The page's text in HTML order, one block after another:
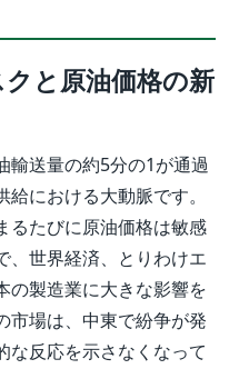
と原油価格の新
輸送量の約5分の1が通過
における大動脈です。
るたびに原油価格は敏感
、世界経済、とりわけエ
の製造業に大きな影響を
市場は、中東で紛争が発
な反応を示さなくなって